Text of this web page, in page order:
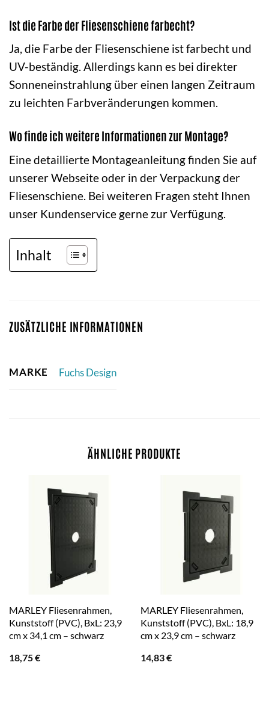
Ist die Farbe der Fliesenschiene farbecht?
Ja, die Farbe der Fliesenschiene ist farbecht und
UV-beständig. Allerdings kann es bei direkter
Sonneneinstrahlung über einen langen Zeitraum
zu leichten Farbveränderungen kommen.
Wo finde ich weitere Informationen zur Montage?
Eine detaillierte Montageanleitung finden Sie auf
unserer Webseite oder in der Verpackung der
Fliesenschiene. Bei weiteren Fragen steht Ihnen
unser Kundenservice gerne zur Verfügung.
Inhalt
ZUSÄTZLICHE INFORMATIONEN
MARKE Fuchs Design
ÄHNLICHE PRODUKTE
MARLEY Fliesenrahmen,
Kunststoff (PVC), BxL: 23,9
cm x 34,1 cm – schwarz
18,75€
MARLEY Fliesenrahmen,
Kunststoff (PVC), BxL: 18,9
cm x 23,9 cm – schwarz
14,83€